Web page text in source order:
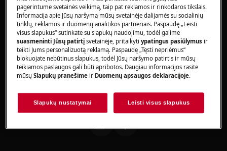
Sprendimas
Kreipkitės į įgaliotąjį aptarnavimo centrą.
Klaidų kodai E01, E02, E03, E06, E07 rodo jutiklio
įspėjimą. Rekomenduojame kreiptis į techninės
Ar šis straipsnis buvo naudingas?
pagerintume svetainės veikimą, taip pat reklamos ir rinkodaros tikslais.
Informacija apie Jūsų naršymą mūsų svetainėje dalijamės su socialinių
tinklų, reklamos ir duomenų analitikos partneriais. Paspaudę „Leisti
visus slapukus“ sutinkate su slapukų naudojimu, todėl galime
suasmeninti Jūsų patirtįsvetainėje, pritaikytiypatingus pasiūlymus ir
teikti Jums personalizuotą reklamą. Paspaudę „Tęsti nepriėmus“
blokuojate nebūtinus slapukus, todėl Jūsų naršymo patirtis ir mūsų
teikiamos paslaugos gali būti apribotos. Daugiau informacijos rasite
mūsųSlapukų pranešime ir Duomenų apsaugos deklaracijoje.
Slapukų nustatymai Leisti visus slapukus